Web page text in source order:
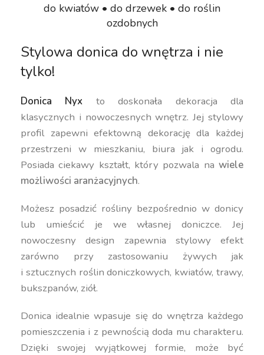
do kwiatów • do drzewek • do roślin
ozdobnych
Stylowa donica do wnętrza i nie
tylko!
Donica Nyx to doskonała dekoracja dla
klasycznych i nowoczesnych wnętrz. Jej stylowy
profil zapewni efektowną dekorację dla każdej
przestrzeni w mieszkaniu, biura jak i ogrodu.
Posiada ciekawy kształt, który pozwala na wiele
możliwości aranżacyjnych.
Możesz posadzić rośliny bezpośrednio w donicy
lub umieścić je we własnej doniczce. Jej
nowoczesny design zapewnia stylowy efekt
zarówno przy zastosowaniu żywych jak
i sztucznych roślin doniczkowych, kwiatów, trawy,
bukszpanów, ziół.
Donica idealnie wpasuje się do wnętrza każdego
pomieszczenia i z pewnością doda mu charakteru.
Dzięki swojej wyjątkowej formie, może być